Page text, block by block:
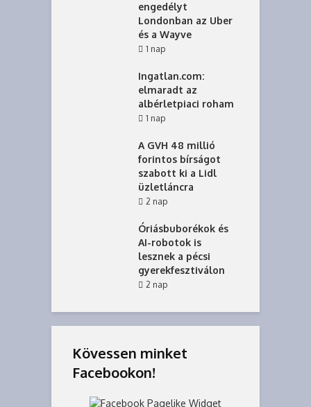
engedélyt
Londonban az Uber
és a Wayve
1 nap
Ingatlan.com:
elmaradt az
albérletpiaci roham
1 nap
A GVH 48 millió
forintos bírságot
szabott ki a Lidl
üzletláncra
2 nap
Óriásbuborékok és
AI-robotok is
lesznek a pécsi
gyerekfesztiválon
2 nap
Kövessen minket
Facebookon!